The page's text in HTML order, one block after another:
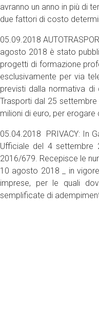
avranno un anno in più di
due fattori di costo
05.09.2018
agosto 2018 è stato
progetti di formazione
esclusivamente per via
previsti dalla normativa
Trasporti dal 25
milioni di euro, per
05.04.2018 PRIVACY: In
Ufficiale del 4 settembre
2016/679. Recepisce le
10 agosto 2018 _ in
imprese, per le quali
semplificate di